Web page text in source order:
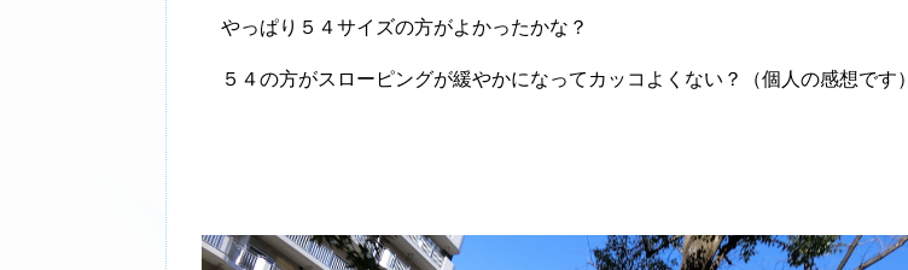
やっぱり５４サイズの方がよかったかな？
５４の方がスローピングが緩やかになってカッコよくない？（個人の感想です）